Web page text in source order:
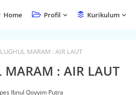
Home Profil Kurikulum
MARAM : AIR LAUT
MARAM : AIR LAUT
Ibnul Qoyyim Putra